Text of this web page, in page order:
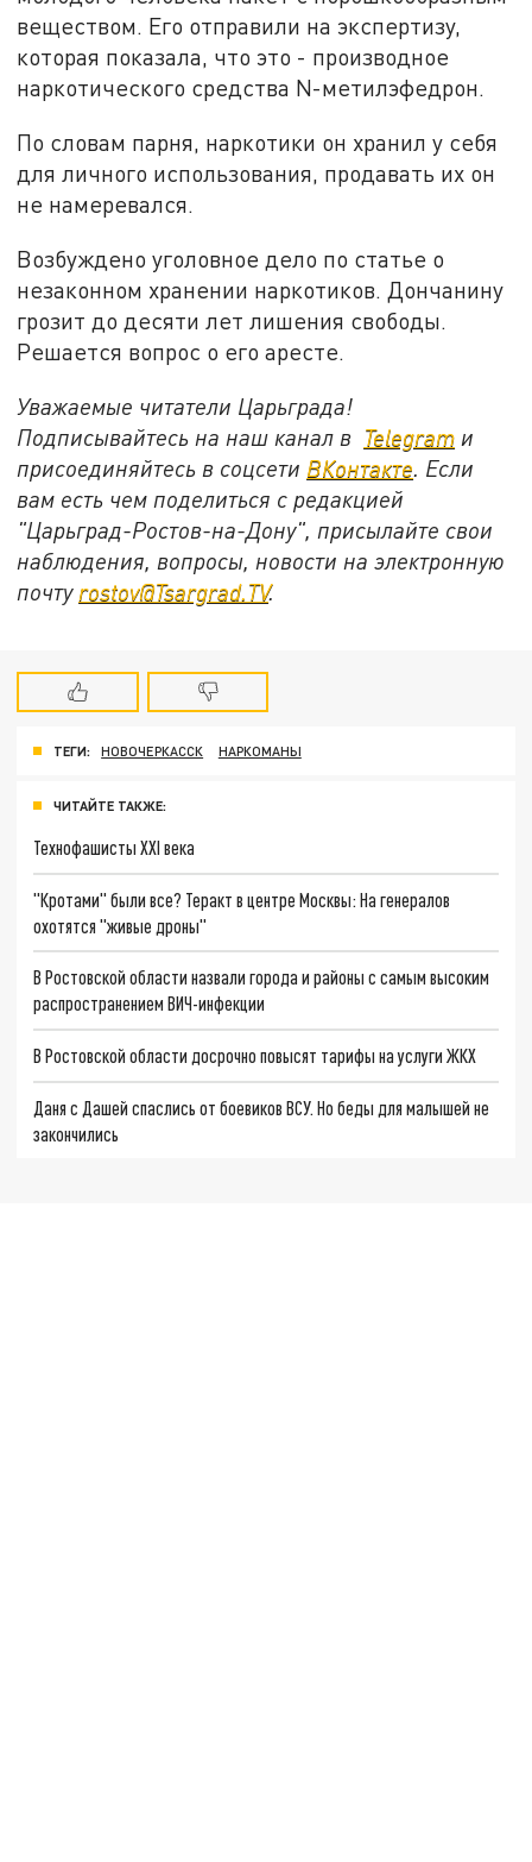
веществом. Его отправили на экспертизу,
которая показала, что это - производное
наркотического средства N-метилэфедрон.
По словам парня, наркотики он хранил у себя
для личного использования, продавать их он
не намеревался.
Возбуждено уголовное дело по статье о
незаконном хранении наркотиков. Дончанину
грозит до десяти лет лишения свободы.
Решается вопрос о его аресте.
Уважаемые читатели Царьграда!
Подписывайтесь на наш канал в Telegram и
присоединяйтесь в соцсети ВКонтакте . Если
вам есть чем поделиться с редакцией
"Царьград-Ростов-на-Дону", присылайте свои
наблюдения, вопросы, новости на электронную
почту rostov@Tsargrad.ТV.
ТЕГИ: НОВОЧЕРКАССК НАРКОМАНЫ
ЧИТАЙТЕ ТАКЖЕ:
Технофашисты XXI века
"Кротами" были все? Теракт в центре Москвы: На генералов
охотятся "живые дроны"
В Ростовской области назвали города и районы с самым высоким
распространением ВИЧ-инфекции
В Ростовской области досрочно повысят тарифы на услуги ЖКХ
Даня с Дашей спаслись от боевиков ВСУ. Но беды для малышей не
закончились